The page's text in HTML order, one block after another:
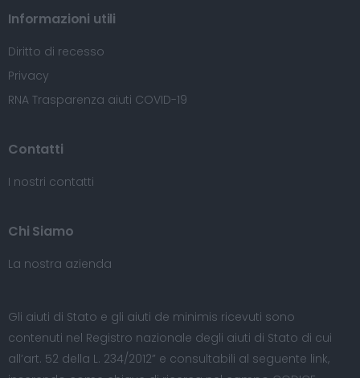
Informazioni utili
Diritto di recesso
Privacy
RNA Trasparenza aiuti COVID-19
Contatti
I nostri contatti
Chi Siamo
La nostra azienda
Gli aiuti di Stato e gli aiuti de minimis ricevuti sono
contenuti nel Registro nazionale degli aiuti di Stato di cui
all’art. 52 della L. 234/2012” e consultabili al seguente link,